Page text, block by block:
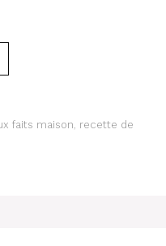
faits maison, recette de